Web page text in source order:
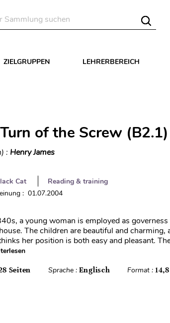
ZIELGRUPPEN LEHRERBEREICH
of the Screw (B2.1)
: Henry James
Cat
Reading & training
: 01.07.2004
a young woman is employed as
The children are beautiful and charming,
her position is both easy and pleasant.
Seiten Sprache : Englisch Format :